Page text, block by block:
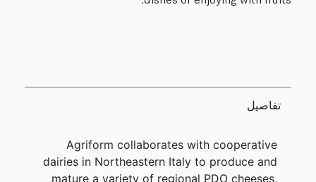
تفاصيل
Agriform collaborates with cooperative
dairies in Northeastern Italy to produce and
mature a variety of regional PDO cheeses,